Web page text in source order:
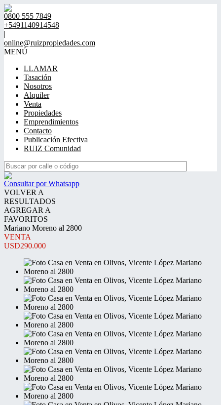
0800 555 7849
+5491140914548
|
online@ruizpropiedades.com
MENÚ
LLAMAR
Tasación
Nosotros
Alquiler
Venta
Propiedades
Emprendimientos
Contacto
Publicación Efectiva
RUIZ Comunidad
Consultar por Whatsapp
VOLVER A
RESULTADOS
AGREGAR A
FAVORITOS
Mariano Moreno al 2800
VENTA
USD290.000